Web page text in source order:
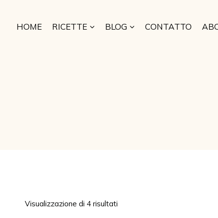
contenuto
HOME RICETTE BLOG CONTATTO
Visualizzazione di 4 risultati